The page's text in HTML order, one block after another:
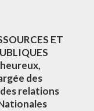
ET
des
relations